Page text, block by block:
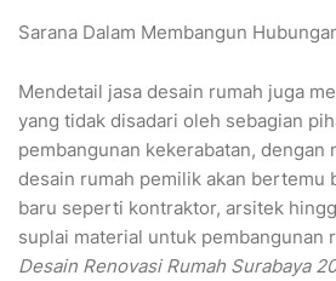
Sarana Dalam Membangun
Mendetail jasa desain rumah juga
yang tidak disadari oleh sebagian
pembangunan kekerabatan, dengan
desain rumah pemilik akan bertemu
baru seperti kontraktor, arsitek
suplai material untuk pembangunan
Desain Renovasi Rumah Surabaya